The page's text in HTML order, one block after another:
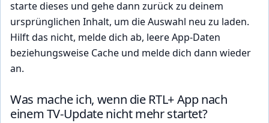
starte dieses und gehe dann zurück zu deinem
ursprünglichen Inhalt, um die Auswahl neu zu laden.
Hilft das nicht, melde dich ab, leere App-Daten
beziehungsweise Cache und melde dich dann wieder
an.
Was mache ich, wenn die RTL+ App nach
einem TV-Update nicht mehr startet?